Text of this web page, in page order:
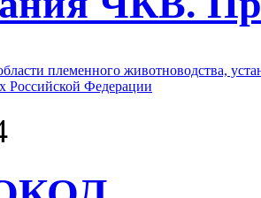
племенного животноводства,
Российской Федерации